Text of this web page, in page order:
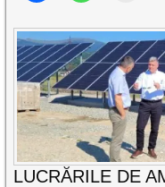
LUCRĂRILE DE